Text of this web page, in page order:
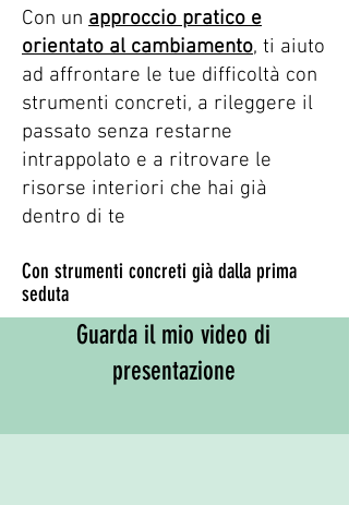
Con un approccio pratico e
orientato al cambiamento, ti aiuto
ad affrontare le tue difficoltà con
strumenti concreti, a rileggere il
passato senza restarne
intrappolato e a ritrovare le
risorse interiori che hai già
dentro di te
Con strumenti concreti già dalla prima
seduta
Guarda il mio video di
presentazione